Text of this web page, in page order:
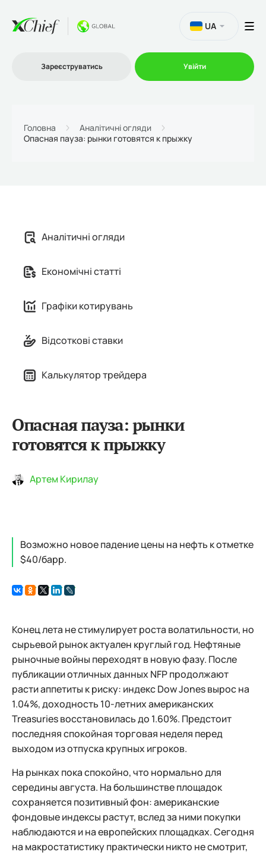
Партнерська програма
UA
Зареєструватись Увійти
Головна
Аналітичні огляди
Опасная пауза: рынки готовятся к прыжку
Аналітичні огляди
Економічні статті
Графіки котирувань
Відсоткові ставки
Калькулятор трейдера
Опасная пауза: рынки
готовятся к прыжку
Артем Кирилау
Возможно новое падение цены на нефть к отметке
$40/барр.
Конец лета не стимулирует роста волатильности, но
сырьевой рынок актуален круглый год. Нефтяные
рыночные войны переходят в новую фазу. После
публикации отличных данных NFP продолжают
расти аппетиты к риску: индекс Dow Jones вырос на
1.04%, доходность 10-летних американских
Treasuries восстановилась до 1.60%. Предстоит
последняя спокойная торговая неделя перед
выходом из отпуска крупных игроков.
На рынках пока спокойно, что нормально для
середины августа. На большинстве площадок
сохраняется позитивный фон: американские
фондовые индексы растут, вслед за ними покупки
наблюдаются и на европейских площадках. Сегодня
на макростатистику практически никто не смотрит,